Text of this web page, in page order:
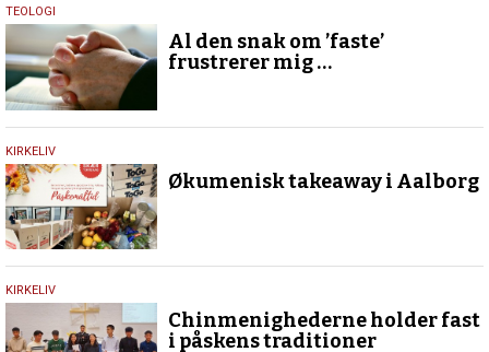
7.
marts
2024
TEOLOGI
Al den snak om ’faste’
frustrerer mig …
5.
april
2023
KIRKELIV
Økumenisk takeaway i Aalborg
2.
2023
KIRKELIV
Chinmenighederne holder fast
i påskens traditioner